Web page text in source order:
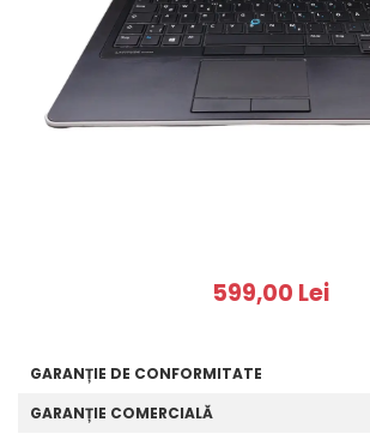
599,00 Lei
GARANȚIE DE CONFORMITATE
GARANȚIE COMERCIALĂ